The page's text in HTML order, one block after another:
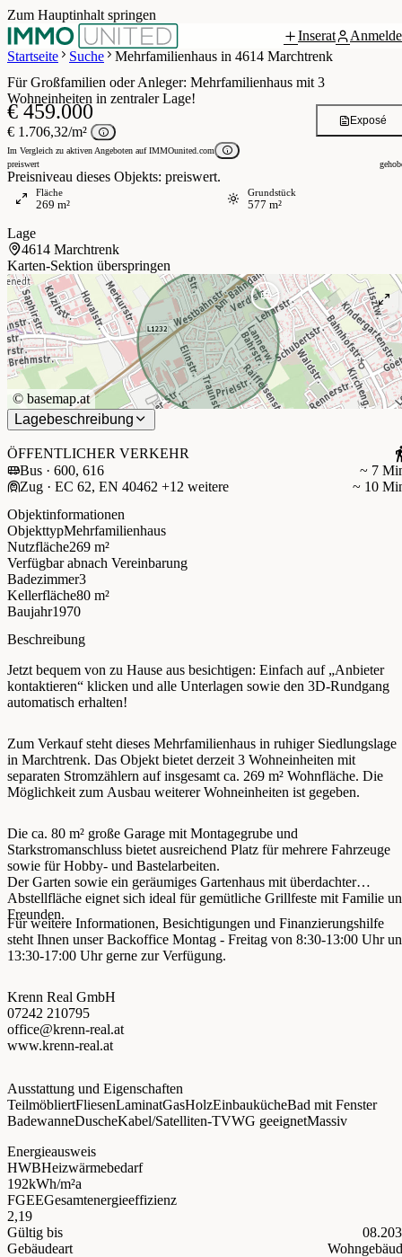
Zum Hauptinhalt springen
Inserat
Startseite
Suche Mehrfamilienhaus in 4614 Marchtrenk
/ 27
Für Großfamilien oder Anleger: Mehrfamilienhaus mit 3
Wohneinheiten in zentraler Lage!
€ 459.000
€ 1.706,32/m²
Im Vergleich zu aktiven Angeboten auf IMMOunited.com
preiswert
Preisniveau dieses Objekts: preiswert.
Exposé
Fläche
269 m²
Grundstück
577 m²
Lage
4614 Marchtrenk
Karten-Sektion überspringen
© basemap.at
Lagebeschreibung
ÖFFENTLICHER VERKEHR
Bus · 600, 616
~ 7
Zug · EC 62, EN 40462 +12 weitere
~ 10
Objektinformationen
ObjekttypMehrfamilienhaus
Nutzfläche269 m²
Verfügbar abnach Vereinbarung
Badezimmer3
Kellerfläche80 m²
Baujahr1970
Beschreibung
Jetzt bequem von zu Hause aus besichtigen: Einfach auf „Anbieter
kontaktieren“ klicken und alle Unterlagen sowie den 3D-Rundgang
automatisch erhalten!
Zum Verkauf steht dieses Mehrfamilienhaus in ruhiger Siedlungslage
in Marchtrenk. Das Objekt bietet derzeit 3 Wohneinheiten mit
separaten Stromzählern auf insgesamt ca. 269 m² Wohnfläche. Die
Möglichkeit zum Ausbau weiterer Wohneinheiten ist gegeben.
Die ca. 80 m² große Garage mit Montagegrube und
Starkstromanschluss bietet ausreichend Platz für mehrere Fahrzeuge
sowie für Hobby- und Bastelarbeiten.
Der Garten sowie ein geräumiges Gartenhaus mit überdachter
Abstellfläche eignet sich ideal für gemütliche Grillfeste mit Familie
Freunden.
Für weitere Informationen, Besichtigungen und Finanzierungshilfe
steht Ihnen unser Backoffice Montag - Freitag von 8:30-13:00 Uhr
13:30-17:00 Uhr gerne zur Verfügung.
Krenn Real GmbH
07242 210795
office@krenn-real.at
www.krenn-real.at
Ausstattung und Eigenschaften
TeilmöbliertFliesenLaminatGasHolzEinbaukücheBad mit Fenster
BadewanneDuscheKabel/Satelliten-TVWG geeignetMassiv
Energieausweis
HWBHeizwärmebedarf
192kWh/m²a
FGEEGesamtenergieeffizienz
2,19
Gültig bis
Gebäudeart